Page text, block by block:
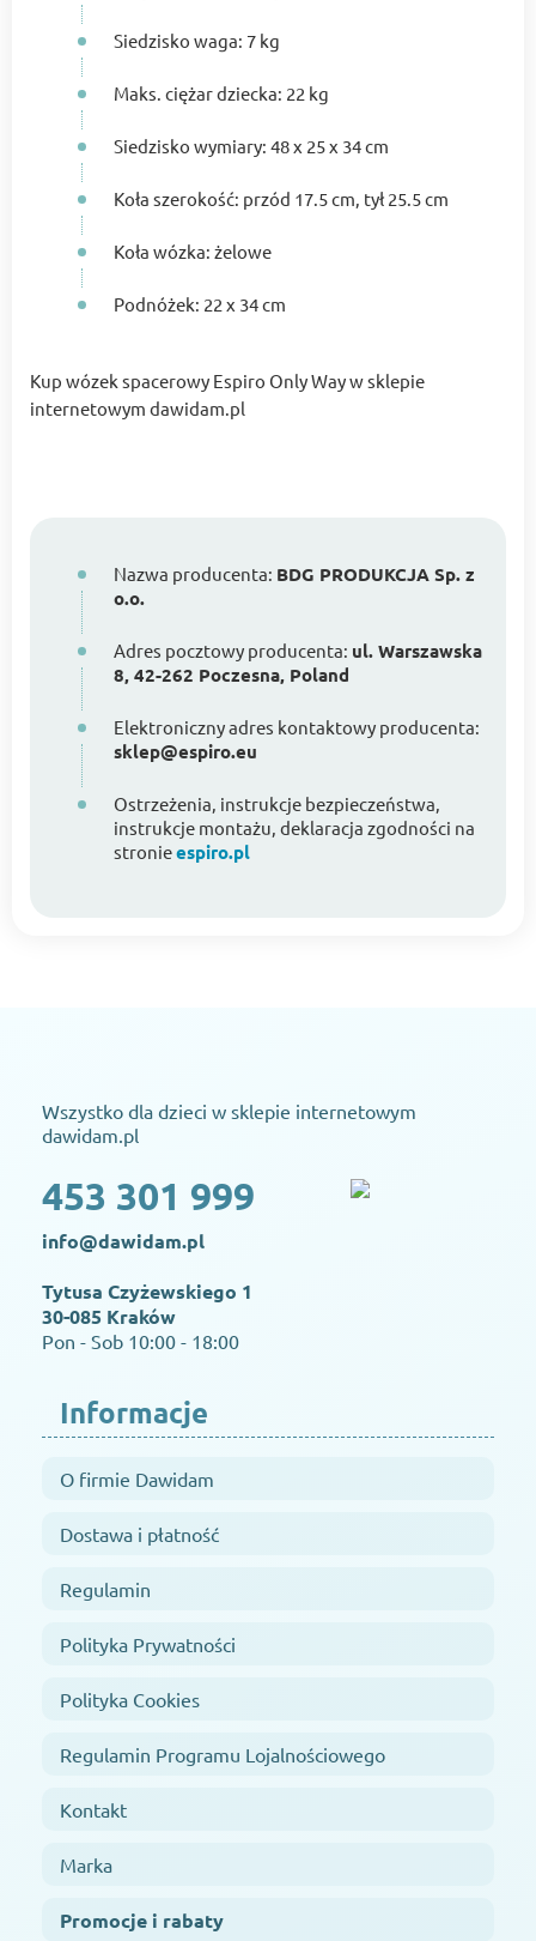
Siedzisko waga: 7 kg
Maks. ciężar dziecka: 22 kg
Siedzisko wymiary: 48 x 25 x 34 cm
Koła szerokość: przód 17.5 cm, tył 25.5 cm
Koła wózka: żelowe
Podnóżek: 22 x 34 cm
Kup wózek spacerowy Espiro Only Way w sklepie
internetowym dawidam.pl
Nazwa producenta: BDG PRODUKCJA Sp. z
o.o.
Adres pocztowy producenta: ul. Warszawska
8, 42-262 Poczesna, Poland
Elektroniczny adres kontaktowy producenta:
sklep@espiro.eu
Ostrzeżenia, instrukcje bezpieczeństwa,
instrukcje montażu, deklaracja zgodności na
stronieespiro.pl
Wszystko dla dzieci w sklepie internetowym
dawidam.pl
453 301 999
info@dawidam.pl
Tytusa Czyżewskiego 1
30-085 Kraków
Pon - Sob 10:00 - 18:00
Informacje
O firmie Dawidam
Dostawa i płatność
Regulamin
Polityka Prywatności
Polityka Cookies
Regulamin Programu Lojalnościowego
Kontakt
Marka
Promocje i rabaty